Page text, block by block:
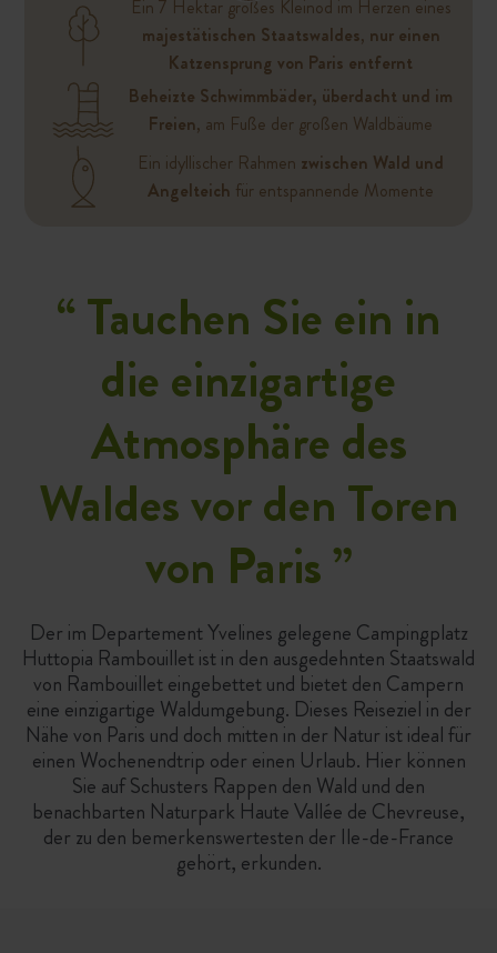
Ein 7 Hektar großes Kleinod im Herzen eines
majestätischen Staatswaldes, nur einen
Katzensprung von Paris entfernt
Beheizte Schwimmbäder, überdacht und im
Freien, am Fuße der großen Waldbäume
Ein idyllischer Rahmen zwischen Wald und
Angelteich für entspannende Momente
“Tauchen Sie ein in
die einzigartige
Atmosphäre des
Waldes vor den Toren
von Paris”
Der im Departement Yvelines gelegene Campingplatz
Huttopia Rambouillet ist in den ausgedehnten Staatswald
von Rambouillet eingebettet und bietet den Campern
eine einzigartige Waldumgebung. Dieses Reiseziel in der
Nähe von Paris und doch mitten in der Natur ist ideal für
einen Wochenendtrip oder einen Urlaub. Hier können
Sie auf Schusters Rappen den Wald und den
benachbarten Naturpark Haute Vallée de Chevreuse,
der zu den bemerkenswertesten der Ile-de-France
gehört, erkunden.